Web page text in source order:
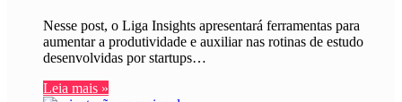
Nesse post, o Liga Insights apresentará ferramentas para
aumentar a produtividade e auxiliar nas rotinas de estudo
desenvolvidas por startups…
Leia mais »